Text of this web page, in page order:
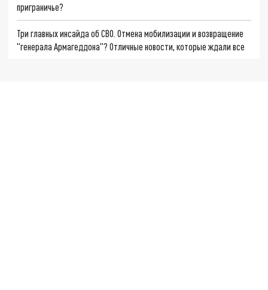
приграничье?
Три главных инсайда об СВО. Отмена мобилизации и возвращение
"генерала Армагеддона"? Отличные новости, которые ждали все